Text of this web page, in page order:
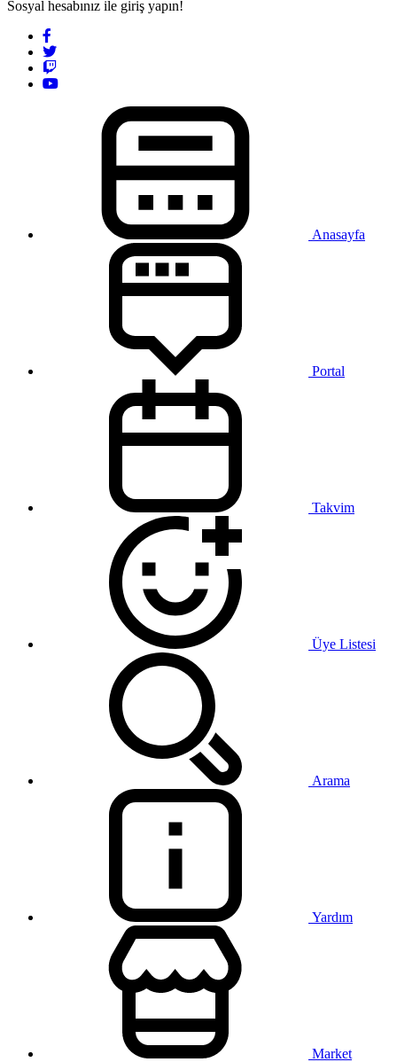
Sosyal hesabınız ile giriş yapın!
Anasayfa
Portal
Takvim
Üye Listesi
Arama
Yardım
Market